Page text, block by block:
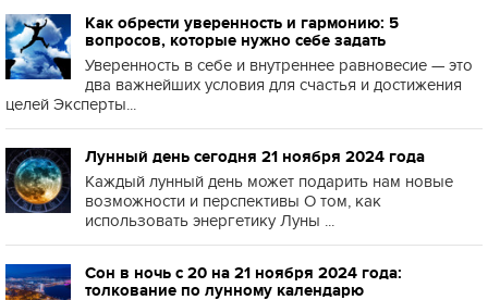
Как обрести уверенность и гармонию: 5
вопросов, которые нужно себе задать
Уверенность в себе и внутреннее равновесие — это
два важнейших условия для счастья и достижения
целей Эксперты...
Лунный день сегодня 21 ноября 2024 года
Каждый лунный день может подарить нам новые
возможности и перспективы О том, как
использовать энергетику Луны ...
Сон в ночь с 20 на 21 ноября 2024 года:
толкование по лунному календарю